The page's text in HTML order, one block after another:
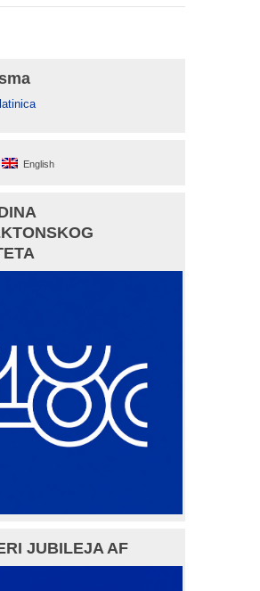
latinica
English
JUBILEJA AF